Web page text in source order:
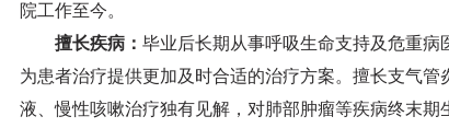
院工作至今。
擅长疾病： 毕业后长期从事呼吸生命支持及危重病
为患者治疗提供更加及时合适的治疗方案。擅长支气
液、慢性咳嗽治疗独有见解，对肺部肿瘤等疾病终末